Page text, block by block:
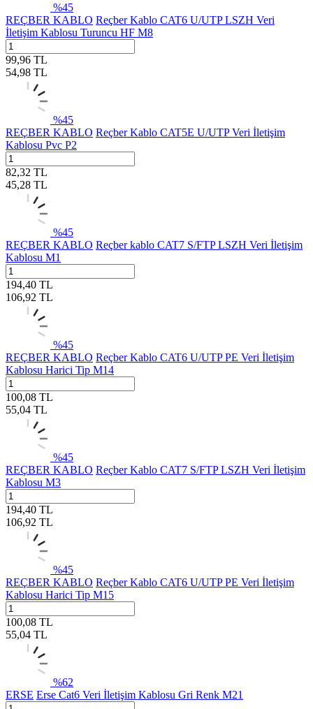
%45
REÇBER KABLO Reçber Kablo CAT6 U/UTP LSZH Veri
İletişim Kablosu Turuncu HF M8
99,96 TL
54,98 TL
%45
REÇBER KABLO Reçber Kablo CAT5E U/UTP Veri İletişim
Kablosu Pvc P2
82,32 TL
45,28 TL
%45
REÇBER KABLO Reçber kablo CAT7 S/FTP LSZH Veri İletişim
Kablosu M1
194,40 TL
106,92 TL
%45
REÇBER KABLO Reçber Kablo CAT6 U/UTP PE Veri İletişim
Kablosu Harici Tip M14
100,08 TL
55,04 TL
%45
REÇBER KABLO Reçber Kablo CAT7 S/FTP LSZH Veri İletişim
Kablosu M3
194,40 TL
106,92 TL
%45
REÇBER KABLO Reçber Kablo CAT6 U/UTP PE Veri İletişim
Kablosu Harici Tip M15
100,08 TL
55,04 TL
%62
ERSE Erse Cat6 Veri İletişim Kablosu Gri Renk M21